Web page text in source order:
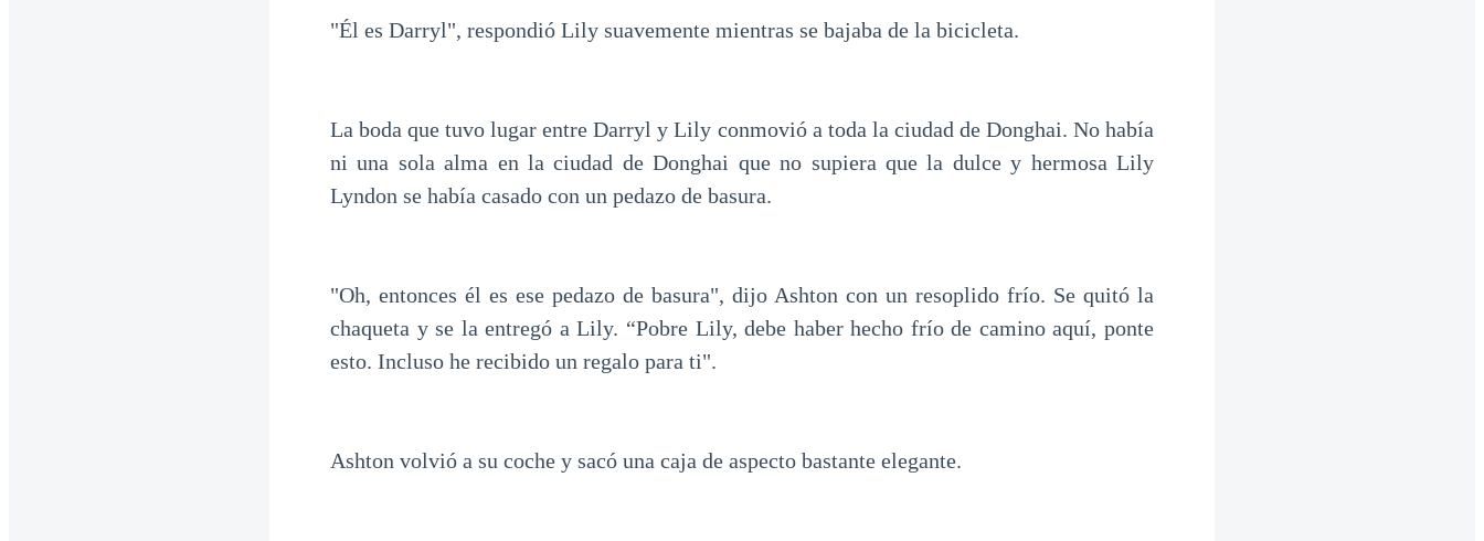
"Él es Darryl", respondió Lily suavemente mientras se bajaba de la bicicleta.
La boda que tuvo lugar entre Darryl y Lily conmovió a toda la ciudad de Donghai. No había
ni una sola alma en la ciudad de Donghai que no supiera que la dulce y hermosa Lily
Lyndon se había casado con un pedazo de basura.
"Oh, entonces él es ese pedazo de basura", dijo Ashton con un resoplido frío. Se quitó la
chaqueta y se la entregó a Lily. “Pobre Lily, debe haber hecho frío de camino aquí, ponte
esto. Incluso he recibido un regalo para ti".
Ashton volvió a su coche y sacó una caja de aspecto bastante elegante.